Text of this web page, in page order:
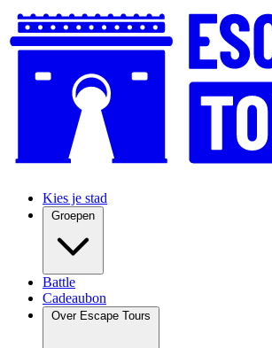
Kies je stad
Groepen
Battle
Cadeaubon
Over Escape Tours